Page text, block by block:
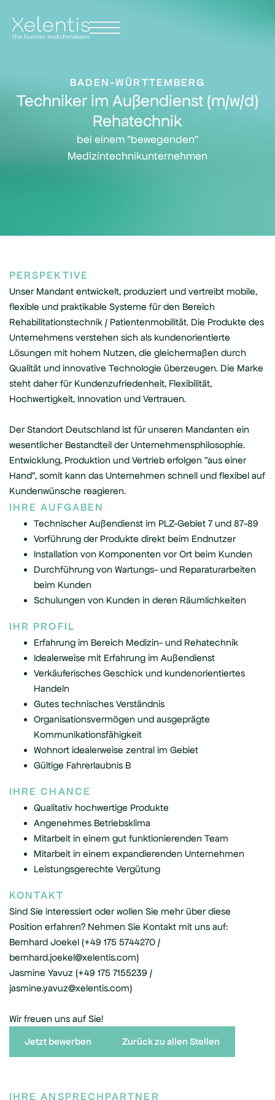
BADEN-WÜRTTEMBERG
Techniker im Außendienst (m/w/d)
Rehatechnik
bei einem "bewegenden"
Medizintechnikunternehmen
PERSPEKTIVE
Unser Mandant entwickelt, produziert und vertreibt mobile,
flexible und praktikable Systeme für den Bereich
Rehabilitationstechnik / Patientenmobilität. Die Produkte des
Unternehmens verstehen sich als kundenorientierte
Lösungen mit hohem Nutzen, die gleichermaßen durch
Qualität und innovative Technologie überzeugen. Die Marke
steht daher für Kundenzufriedenheit, Flexibilität,
Hochwertigkeit, Innovation und Vertrauen.
Der Standort Deutschland ist für unseren Mandanten ein
wesentlicher Bestandteil der Unternehmensphilosophie.
Entwicklung, Produktion und Vertrieb erfolgen "aus einer
Hand", somit kann das Unternehmen schnell und flexibel auf
Kundenwünsche reagieren.
IHRE AUFGABEN
Technischer Außendienst im PLZ-Gebiet 7 und 87-89
Vorführung der Produkte direkt beim Endnutzer
Installation von Komponenten vor Ort beim Kunden
Durchführung von Wartungs- und Reparaturarbeiten
beim Kunden
Schulungen von Kunden in deren Räumlichkeiten
IHR PROFIL
Erfahrung im Bereich Medizin- und Rehatechnik
Idealerweise mit Erfahrung im Außendienst
Verkäuferisches Geschick und kundenorientiertes
Handeln
Gutes technisches Verständnis
Organisationsvermögen und ausgeprägte
Kommunikationsfähigkeit
Wohnort idealerweise zentral im Gebiet
Gültige Fahrerlaubnis B
IHRE CHANCE
Qualitativ hochwertige Produkte
Angenehmes Betriebsklima
Mitarbeit in einem gut funktionierenden Team
Mitarbeit in einem expandierenden Unternehmen
Leistungsgerechte Vergütung
KONTAKT
Sind Sie interessiert oder wollen Sie mehr über diese
Position erfahren? Nehmen Sie Kontakt mit uns auf:
Bernhard Joekel (+49 175 5744270 /
bernhard.joekel@xelentis.com)
Jasmine Yavuz (+49 175 7155239 /
jasmine.yavuz@xelentis.com)
Wir freuen uns auf Sie!
Jetzt bewerben Zurück zu allen Stellen
IHRE ANSPRECHPARTNER